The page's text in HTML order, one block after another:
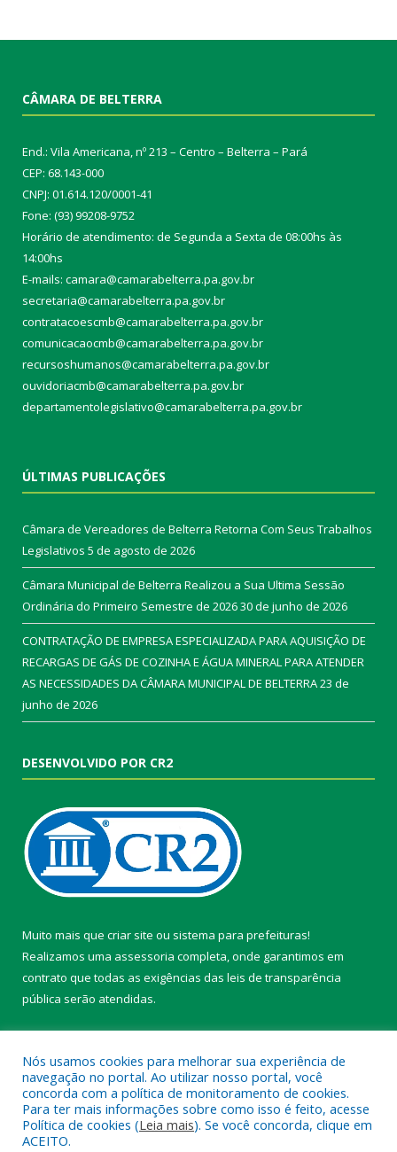
CÂMARA DE BELTERRA
End.: Vila Americana, nº 213 – Centro – Belterra – Pará
CEP: 68.143-000
CNPJ: 01.614.120/0001-41
Fone: (93) 99208-9752
Horário de atendimento: de Segunda a Sexta de 08:00hs às
14:00hs
E-mails: camara@camarabelterra.pa.gov.br
secretaria@camarabelterra.pa.gov.br
contratacoescmb@camarabelterra.pa.gov.br
comunicacaocmb@camarabelterra.pa.gov.br
recursoshumanos@camarabelterra.pa.gov.br
ouvidoriacmb@camarabelterra.pa.gov.br
departamentolegislativo@camarabelterra.pa.gov.br
ÚLTIMAS PUBLICAÇÕES
Câmara de Vereadores de Belterra Retorna Com Seus Trabalhos
Legislativos 5 de agosto de 2026
Câmara Municipal de Belterra Realizou a Sua Ultima Sessão
Ordinária do Primeiro Semestre de 202630 de junho de 2026
CONTRATAÇÃO DE EMPRESA ESPECIALIZADA PARA AQUISIÇÃO DE
RECARGAS DE GÁS DE COZINHA E ÁGUA MINERAL PARA ATENDER
AS NECESSIDADES DA CÂMARA MUNICIPAL DE BELTERRA23 de
junho de 2026
DESENVOLVIDO POR CR2
Muito mais que criar site ou sistema para prefeituras!
Realizamos uma assessoria completa, onde garantimos em
contrato que todas as exigências das leis de transparência
pública serão atendidas.
Todos os direitos reservados a Câmara Municipal de Belterra.
Nós usamos cookies para melhorar sua experiência de
navegação no portal. Ao utilizar nosso portal, você
concorda com a política de monitoramento de cookies.
Para ter mais informações sobre como isso é feito, acesse
Política de cookies (Leia mais). Se você concorda, clique em
ACEITO.